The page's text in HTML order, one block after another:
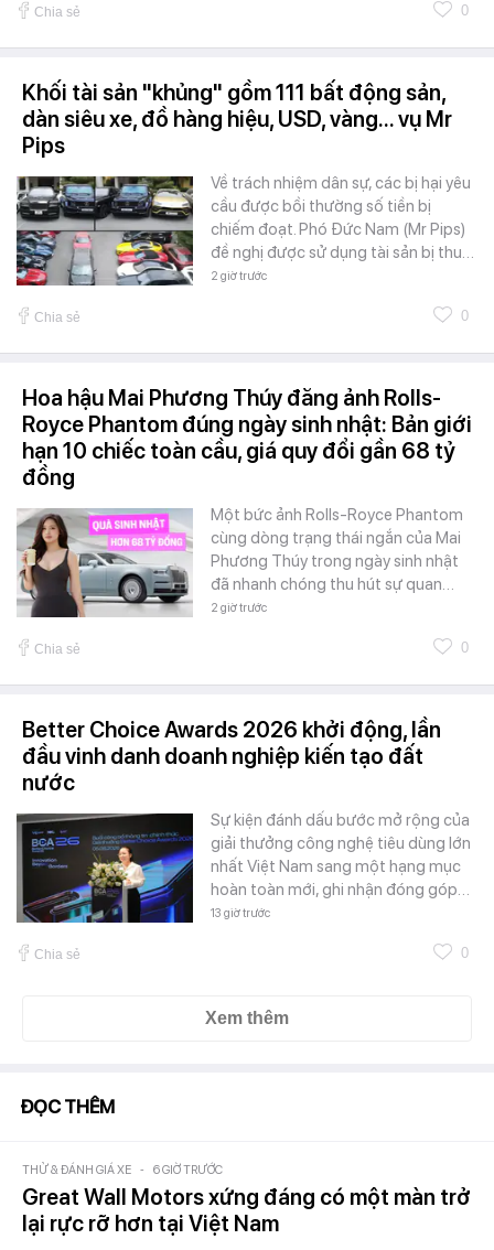
Chia sẻ 0
Khối tài sản "khủng" gồm 111 bất động sản,
dàn siêu xe, đồ hàng hiệu, USD, vàng... vụ Mr
Pips
Về trách nhiệm dân sự, các bị hại yêu
cầu được bồi thường số tiền bị
chiếm đoạt. Phó Đức Nam (Mr Pips)
đề nghị được sử dụng tài sản bị thu…
2 giờ trước
Chia sẻ 0
Hoa hậu Mai Phương Thúy đăng ảnh Rolls-
Royce Phantom đúng ngày sinh nhật: Bản giới
hạn 10 chiếc toàn cầu, giá quy đổi gần 68 tỷ
đồng
Một bức ảnh Rolls-Royce Phantom
cùng dòng trạng thái ngắn của Mai
Phương Thúy trong ngày sinh nhật
đã nhanh chóng thu hút sự quan…
2 giờ trước
Chia sẻ 0
Better Choice Awards 2026 khởi động, lần
đầu vinh danh doanh nghiệp kiến tạo đất
nước
Sự kiện đánh dấu bước mở rộng của
giải thưởng công nghệ tiêu dùng lớn
nhất Việt Nam sang một hạng mục
hoàn toàn mới, ghi nhận đóng góp…
13 giờ trước
Chia sẻ 0
Xem thêm
ĐỌC THÊM
THỬ & ĐÁNH GIÁ XE - 6 GIỜ TRƯỚC
Great Wall Motors xứng đáng có một màn trở
lại rực rỡ hơn tại Việt Nam